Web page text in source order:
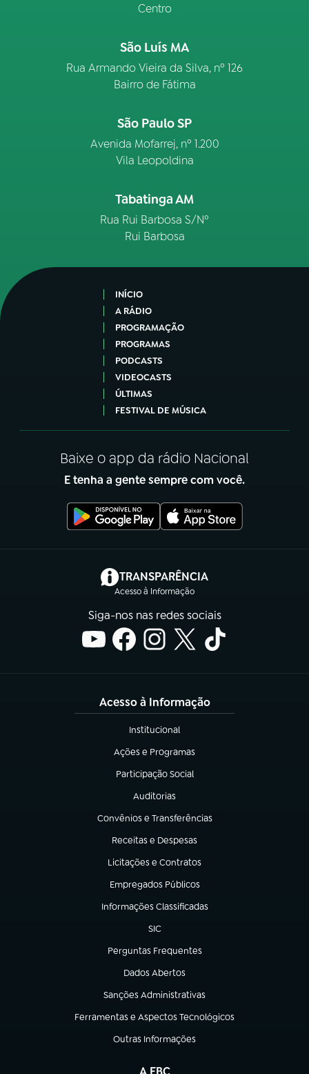
Centro
São Luís MA
Rua Armando Vieira da Silva, nº 126
Bairro de Fátima
São Paulo SP
Avenida Mofarrej, nº 1.200
Vila Leopoldina
Tabatinga AM
Rua Rui Barbosa S/Nº
Rui Barbosa
INÍCIO
A RÁDIO
PROGRAMAÇÃO
PROGRAMAS
PODCASTS
VIDEOCASTS
ÚLTIMAS
FESTIVAL DE MÚSICA
Baixe o app da rádio Nacional
E tenha a gente sempre com você.
TRANSPARÊNCIA
Acesso à Informação
(abre em nova aba)
Siga-nos nas redes sociais
Acesso à Informação
Institucional
(abre em nova aba)
Ações e Programas
(abre em nova aba)
Participação Social
(abre em nova aba)
Auditorias
(abre em nova aba)
Convênios e Transferências
(abre em nova aba)
Receitas e Despesas
(abre em nova aba)
Licitações e Contratos
(abre em nova aba)
Empregados Públicos
(abre em nova aba)
Informações Classificadas
(abre em nova aba)
SIC
(abre em nova aba)
Perguntas Frequentes
(abre em nova aba)
Dados Abertos
(abre em nova aba)
Sanções Administrativas
(abre em nova aba)
Ferramentas e Aspectos Tecnológicos
(abre em nova aba)
Outras Informações
(abre em nova aba)